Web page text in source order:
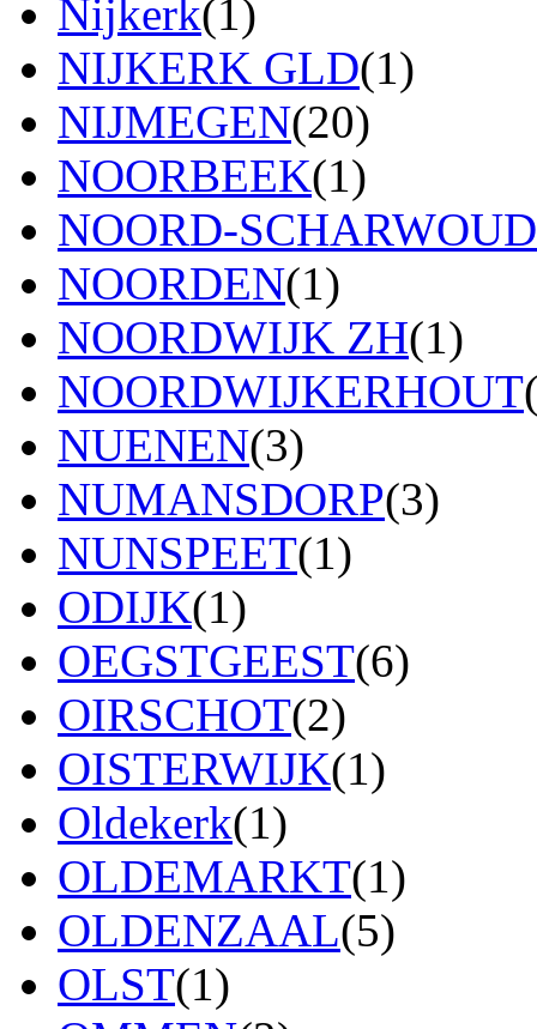
Nijkerk(1)
NIJKERK GLD(1)
NIJMEGEN(20)
NOORBEEK(1)
NOORD-
NOORDEN(1)
NOORDWIJK ZH(1)
NOORDWIJKERHOUT
NUENEN(3)
NUMANSDORP(3)
NUNSPEET(1)
ODIJK(1)
OEGSTGEEST(6)
OIRSCHOT(2)
OISTERWIJK(1)
Oldekerk(1)
OLDEMARKT(1)
OLDENZAAL(5)
OLST(1)